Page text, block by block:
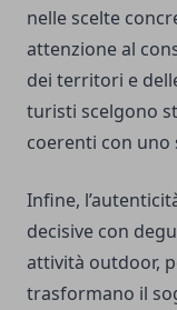
nelle scelte
attenzione al
dei territori e
turisti scelgono
coerenti con uno
Infine,
decisive con
attività outdoor,
trasformano il